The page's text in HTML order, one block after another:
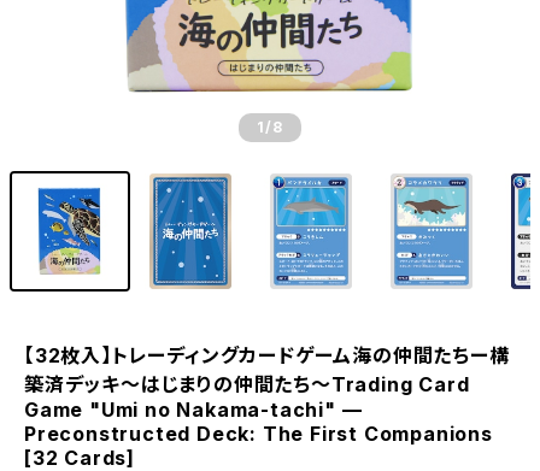
1 /8
【32枚入】トレーディングカードゲーム海の仲間たちー構
築済デッキ～はじまりの仲間たち～Trading Card
Game "Umi no Nakama-tachi" —
Preconstructed Deck: The First Companions
[32 Cards]